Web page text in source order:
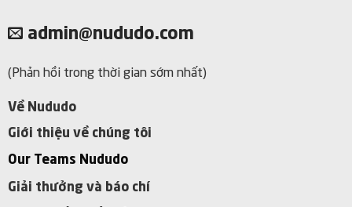
admin@nududo.com
(Phản hồi trong thời gian sớm nhất)
Về Nududo
Giới thiệu về chúng tôi
Our Teams Nududo
Giải thưởng và báo chí